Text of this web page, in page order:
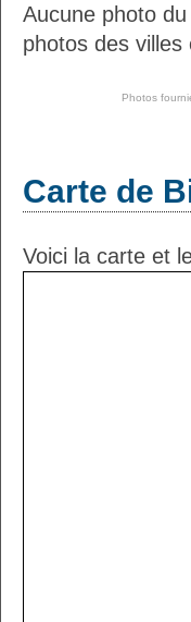
Aucune photo
photos des villes
Photos
Carte de
Voici la carte et